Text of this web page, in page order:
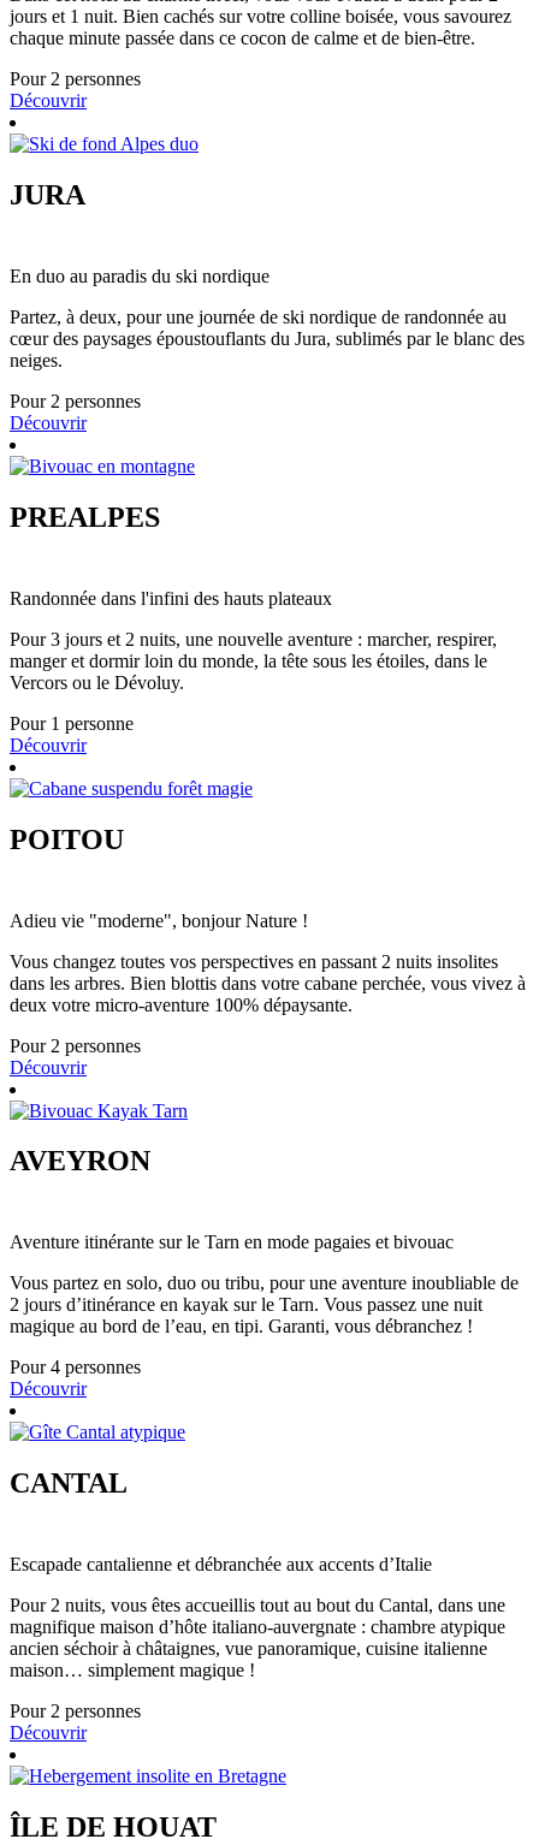
jours et 1 nuit. Bien cachés sur votre colline boisée, vous savourez
chaque minute passée dans ce cocon de calme et de bien-être.
Pour 2 personnes
Découvrir
JURA
En duo au paradis du ski nordique
Partez, à deux, pour une journée de ski nordique de randonnée au
cœur des paysages époustouflants du Jura, sublimés par le blanc des
neiges.
Pour 2 personnes
Découvrir
PREALPES
Randonnée dans l'infini des hauts plateaux
Pour 3 jours et 2 nuits, une nouvelle aventure : marcher, respirer,
manger et dormir loin du monde, la tête sous les étoiles, dans le
Vercors ou le Dévoluy.
Pour 1 personne
Découvrir
POITOU
Adieu vie "moderne", bonjour Nature !
Vous changez toutes vos perspectives en passant 2 nuits insolites
dans les arbres. Bien blottis dans votre cabane perchée, vous vivez à
deux votre micro-aventure 100% dépaysante.
Pour 2 personnes
Découvrir
AVEYRON
Aventure itinérante sur le Tarn en mode pagaies et bivouac
Vous partez en solo, duo ou tribu, pour une aventure inoubliable de
2 jours d’itinérance en kayak sur le Tarn. Vous passez une nuit
magique au bord de l’eau, en tipi. Garanti, vous débranchez !
Pour 4 personnes
Découvrir
CANTAL
Escapade cantalienne et débranchée aux accents d’Italie
Pour 2 nuits, vous êtes accueillis tout au bout du Cantal, dans une
magnifique maison d’hôte italiano-auvergnate : chambre atypique
ancien séchoir à châtaignes, vue panoramique, cuisine italienne
maison… simplement magique !
Pour 2 personnes
Découvrir
ÎLE DE HOUAT